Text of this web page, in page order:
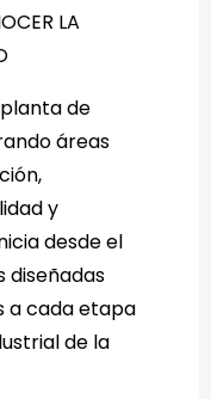
LA
de
áreas
y
desde el
diseñadas
a cada etapa
de la